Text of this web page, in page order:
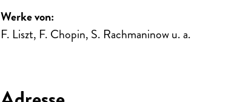
Werke von:
F. Liszt, F. Chopin, S. Rachmaninow u. a.